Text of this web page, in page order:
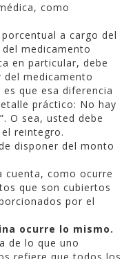
como
a cargo del
medicamento
en particular, debe
medicamento
que esa diferencia
práctico: No hay
O sea, usted debe
reintegro.
disponer del monto
cuenta, como ocurre
que son cubiertos
por el
ocurre lo mismo.
de lo que uno